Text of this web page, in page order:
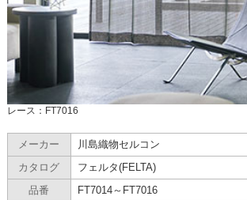
レース：FT7016
メーカー
川島織物セルコン
カタログ
フェルタ(FELTA)
品番
FT7014～FT7016